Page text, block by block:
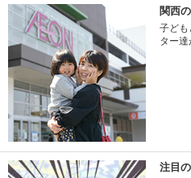
関西
子ども
ター達
注目